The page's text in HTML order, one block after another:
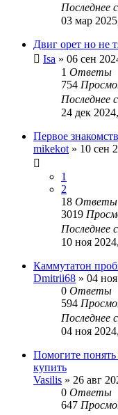
Последнее
03 мар
Двиг орет но не
Isa » 06 сен
1 Ответы
754
Последнее
24 дек
Первое
mikekot » 10 сен
1
2
18 Ответы
3019
Последнее
10 ноя
Каммутатон
Dmitrii68 » 04
0 Ответы
594
Последнее
04 ноя
Помогите
купить
Vasilis » 26 авг
0 Ответы
647